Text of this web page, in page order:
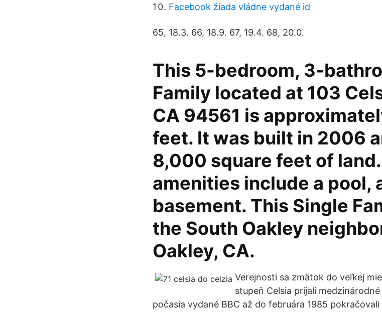
Facebook žiada vládne vydané id
65, 18.3. 66, 18.9. 67, 19.4. 68, 20.0.
This 5-bedroom, 3-
Family located at 103
CA 94561 is
feet. It was built in 2006
8,000 square feet of
amenities include a pool,
basement. This Single
the South Oakley
Oakley, CA.
Verejnosti sa zmätok do veľkej
stupeň Celsia prijali
počasia vydané BBC až do februára 1985